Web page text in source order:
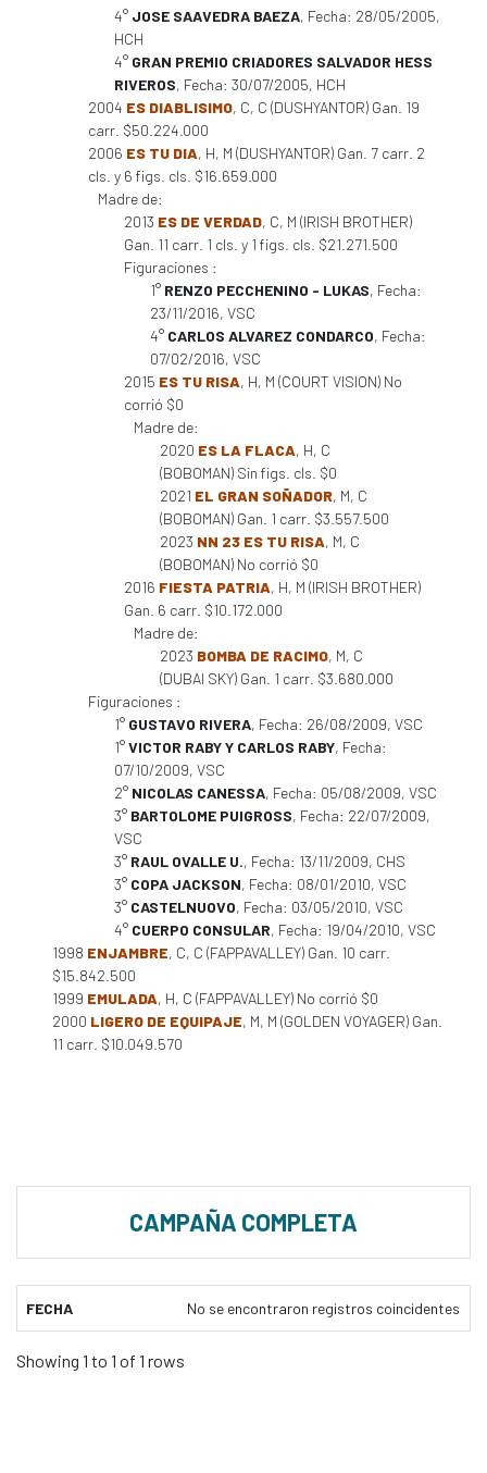
4° JOSE SAAVEDRA BAEZA, Fecha: 28/05/2005,
HCH
4° GRAN PREMIO CRIADORES SALVADOR HESS
RIVEROS, Fecha: 30/07/2005, HCH
2004 ES DIABLISIMO, C, C (DUSHYANTOR) Gan. 19
carr. $50.224.000
2006 ES TU DIA, H, M (DUSHYANTOR) Gan. 7 carr. 2
cls. y 6 figs. cls. $16.659.000
Madre de:
2013 ES DE VERDAD, C, M (IRISH BROTHER)
Gan. 11 carr. 1 cls. y 1 figs. cls. $21.271.500
Figuraciones :
1° RENZO PECCHENINO - LUKAS, Fecha:
23/11/2016, VSC
4° CARLOS ALVAREZ CONDARCO, Fecha:
07/02/2016, VSC
2015 ES TU RISA, H, M (COURT VISION) No
corrió $0
Madre de:
2020 ES LA FLACA, H, C
(BOBOMAN) Sin figs. cls. $0
2021 EL GRAN SOÑADOR, M, C
(BOBOMAN) Gan. 1 carr. $3.557.500
2023 NN 23 ES TU RISA, M, C
(BOBOMAN) No corrió $0
2016 FIESTA PATRIA, H, M (IRISH BROTHER)
Gan. 6 carr. $10.172.000
Madre de:
2023 BOMBA DE RACIMO, M, C
(DUBAI SKY) Gan. 1 carr. $3.680.000
Figuraciones :
1° GUSTAVO RIVERA, Fecha: 26/08/2009, VSC
1°VICTOR RABY Y CARLOS RABY, Fecha:
07/10/2009, VSC
2° NICOLAS CANESSA, Fecha: 05/08/2009, VSC
3° BARTOLOME PUIGROSS, Fecha: 22/07/2009,
VSC
3° RAUL OVALLE U., Fecha: 13/11/2009, CHS
3° COPA JACKSON, Fecha: 08/01/2010, VSC
3° CASTELNUOVO, Fecha: 03/05/2010, VSC
4° CUERPO CONSULAR, Fecha: 19/04/2010, VSC
1998 ENJAMBRE, C, C (FAPPAVALLEY) Gan. 10 carr.
$15.842.500
1999 EMULADA, H, C (FAPPAVALLEY) No corrió $0
2000 LIGERO DE EQUIPAJE, M, M (GOLDEN VOYAGER) Gan.
11 carr. $10.049.570
CAMPAÑA COMPLETA
FECHA No se encontraron registros coincidentes
Showing 1 to 1 of 1 rows